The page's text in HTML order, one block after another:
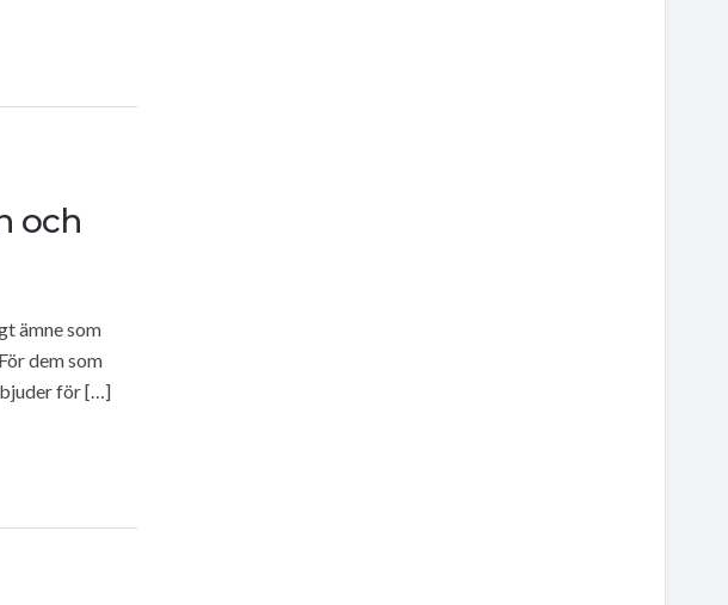
och
ämne som
dem som
för […]